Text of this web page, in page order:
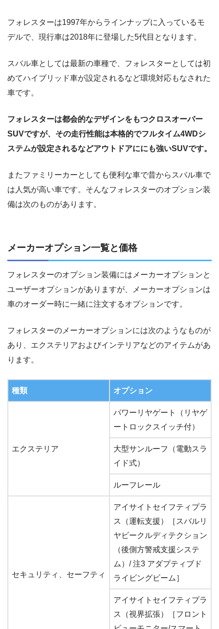
フォレスターは1997年からラインナップに入っているモ
デルで、現行車は2018年に登場した5代目となります。
スバル車としては最新の車種で、フォレスターとしては初
めてハイブリッド車が設定されるなど環境対応もなされた
車です。
フォレスターは都会的なデザインをもつクロスオーバー
SUVですが、その走行性能は本格的でフルタイム4WDシ
ステムが設定されるなどアウトドアににも強いSUVです。
またファミリーカーとしても便利な車で昔からスバル車で
は人気が高い車です。そんなフォレスターのオプション装
備は次のものがあります。
メーカーオプション一覧と価格
フォレスターのオプション装備にはメーカーオプションと
ユーザーオプションがありますが、メーカーオプションは
車のオーダー時に一緒に注文するオプションです。
フォレスターのメーカーオプションには次のようなものが
あり、エクステリアおよびインテリアなどのアイテムがあ
ります。
種類 オプション
エクステリア
パワーリヤゲート（リヤゲ
ートロックスイッチ付）
大型サンルーフ（電動スラ
イド式）
ルーフレール
セキュリティ、セーフティ
アイサイトセイフティプラ
ス（運転支援）［スバルリ
ヤビークルディテクション
（後側方警戒支援システ
ム）/ 注3 アダプティブド
ライビングビーム］
アイサイトセイフティプラ
ス（視界拡張）［フロント